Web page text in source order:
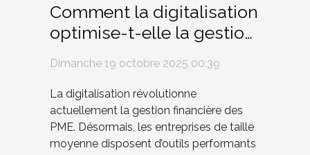
Comment la digitalisation
optimise-t-elle la gestion
Dimanche 19 octobre 2025 00:39
La digitalisation révolutionne
actuellement la gestion financière des
PME. Désormais, les entreprises de taille
moyenne disposent d’outils performants